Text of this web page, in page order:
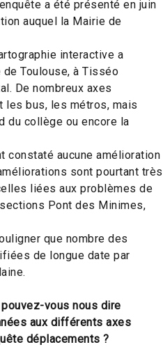
a été présenté en juin
auquel la Mairie de
interactive a
Toulouse, à Tisséo
De nombreux axes
les bus, les métros, mais
du collège ou encore la
constaté aucune amélioration
sont pourtant très
liées aux problèmes de
Pont des Minimes,
que nombre des
de longue date par
vous nous dire
aux différents axes
déplacements ?